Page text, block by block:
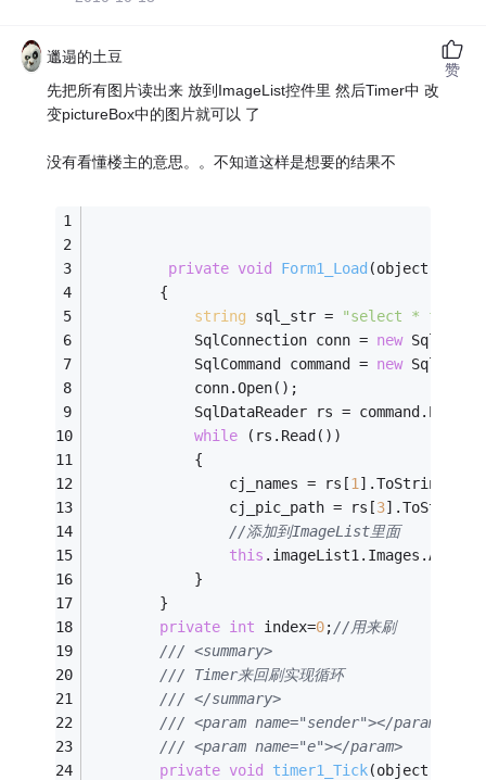
邋遢的土豆
先把所有图片读出来 放到ImageList控件里 然后Timer中 改
变pictureBox中的图片就可以 了
没有看懂楼主的意思。。不知道这样是想要的结果不
private void Form1_Load (object
        {
string sql_str =
"select * from
            SqlConnection conn =
new
            SqlCommand command =
new
            conn.Open();
SqlDataReader rs =
while (rs.Read())
            {
                cj_names = rs[
1 ].ToString();
                cj_pic_path = rs[
3
//添加到ImageList里面
this
            }
        }
private int index=0;//用来刷
/// <summary>
/// Timer来回刷实现循环
/// </summary>
/// <param name="sender"></param>
/// <param name="e"></param>
private void timer1_Tick(object
赞